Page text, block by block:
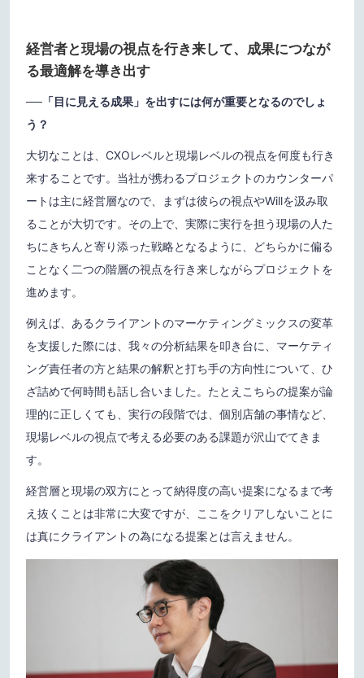
経営者と現場の視点を行き来して、成果につなが
る最適解を導き出す
──「目に見える成果」を出すには何が重要となるのでしょ
う？
大切なことは、CXOレベルと現場レベルの視点を何度も行き
来することです。当社が携わるプロジェクトのカウンターパ
ートは主に経営層なので、まずは彼らの視点やWillを汲み取
ることが大切です。その上で、実際に実行を担う現場の人た
ちにきちんと寄り添った戦略となるように、どちらかに偏る
ことなく二つの階層の視点を行き来しながらプロジェクトを
進めます。
例えば、あるクライアントのマーケティングミックスの変革
を支援した際には、我々の分析結果を叩き台に、マーケティ
ング責任者の方と結果の解釈と打ち手の方向性について、ひ
ざ詰めで何時間も話し合いました。たとえこちらの提案が論
理的に正しくても、実行の段階では、個別店舗の事情など、
現場レベルの視点で考える必要のある課題が沢山でてきま
す。
経営層と現場の双方にとって納得度の高い提案になるまで考
え抜くことは非常に大変ですが、ここをクリアしないことに
は真にクライアントの為になる提案とは言えません。